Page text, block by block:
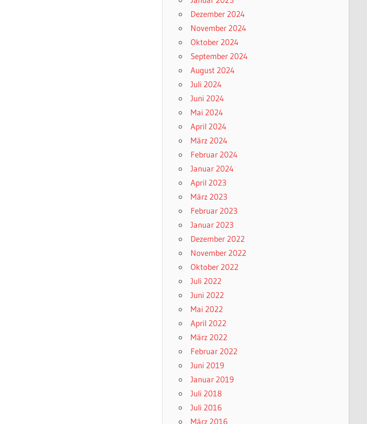
Dezember 2024
November 2024
Oktober 2024
September 2024
August 2024
Juli 2024
Juni 2024
Mai 2024
April 2024
März 2024
Februar 2024
Januar 2024
April 2023
März 2023
Februar 2023
Januar 2023
Dezember 2022
November 2022
Oktober 2022
Juli 2022
Juni 2022
Mai 2022
April 2022
März 2022
Februar 2022
Juni 2019
Januar 2019
Juli 2018
Juli 2016
März 2016